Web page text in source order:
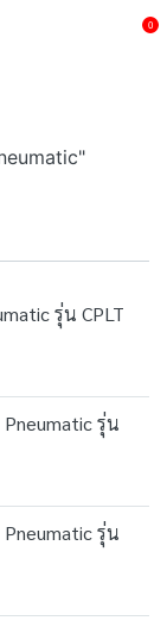
0
รุ่น CPLT
รุ่น
รุ่น